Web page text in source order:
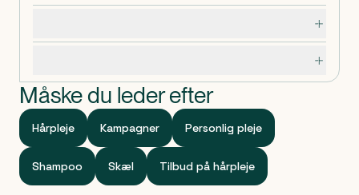
En skånsom specialshampoo uden parfume, der
nænsomt men effektivt bekæmper skæl og kløende
Purely professional shampoo 4 er en skånsom special
shampoo, der nænsomt, men effektivt bekæmper
skæl og kløende hovedbund. Shampooen kan
bruges efter behov og er så mild at den kan bruges
hver dag.
Måske du leder efter
Hårpleje Kampagner Personlig pleje
Shampoo Skæl Tilbud på hårpleje